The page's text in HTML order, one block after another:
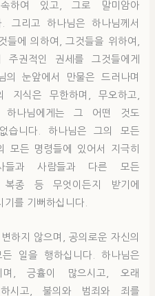
하여 있고, 그로 말미암아
그리고 하나님은 하나님께서
들에 의하여, 그것들을 위하여,
주권적인 권세를 그것들에게
의 눈앞에서 만물은 드러나며
지식은 무한하며, 무오하고,
하나님에게는 그 어떤 것도
습니다. 하나님은 그의 모든
모든 명령들에 있어서 지극히
들과 사람들과 다른 모든
복종 등 무엇이든지 받기에
를 기뻐하십니다.
하지 않으며, 공의로운 자신의
일을 행하십니다. 하나님은
며, 긍휼이 많으시고, 오래
시고, 불의와 범죄와 죄를